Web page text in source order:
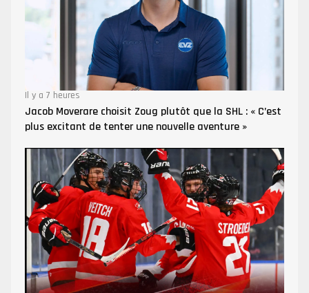
Il y a 7 heures
Jacob Moverare choisit Zoug plutôt que la SHL : « C’est
plus excitant de tenter une nouvelle aventure »